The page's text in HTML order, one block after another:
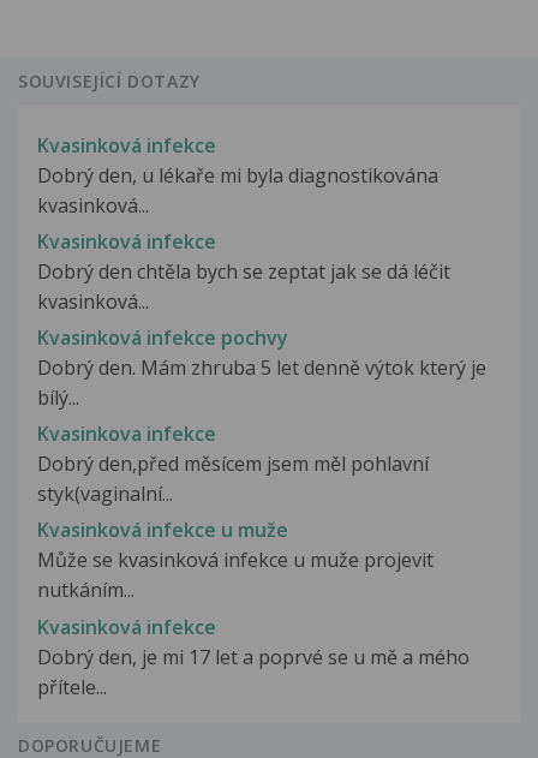
SOUVISEJÍCÍ DOTAZY
Kvasinková infekce
Dobrý den, u lékaře mi byla diagnostikována
kvasinková...
Kvasinková infekce
Dobrý den chtěla bych se zeptat jak se dá léčit
kvasinková...
Kvasinková infekce pochvy
Dobrý den. Mám zhruba 5 let denně výtok který je
bílý...
Kvasinkova infekce
Dobrý den,před měsícem jsem měl pohlavní
styk(vaginalní...
Kvasinková infekce u muže
Může se kvasinková infekce u muže projevit
nutkáním...
Kvasinková infekce
Dobrý den, je mi 17 let a poprvé se u mě a mého
přítele...
DOPORUČUJEME